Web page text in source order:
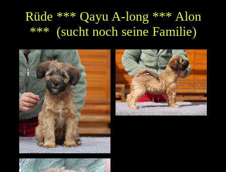
Rüde *** Qayu A-long *** Alon
*** (sucht noch seine Familie)